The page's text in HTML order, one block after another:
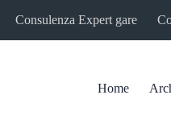
Consulenza Expert gare
Home